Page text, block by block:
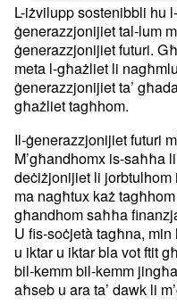
L-iżvilupp sostenibbli hu
ġenerazzjonijiet tal-lum
ġenerazzjonijiet futuri.
meta l-għażliet li
ġenerazzjonijiet ta’
għażliet tagħhom.
Il-ġenerazzjonijiet futuri
M’għandhomx is-saħħa
deċiżjonijiet li
ma nagħtux każ
għandhom saħħa
U fis-soċjetà tagħna,
u iktar u iktar bla vot ftit
bil-kemm bil-kemm
aħseb u ara ta’ dawk li